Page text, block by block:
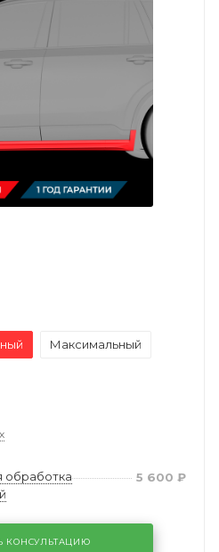
Максимальный
обработка
5 600 ₽
КОНСУЛЬТАЦИЮ